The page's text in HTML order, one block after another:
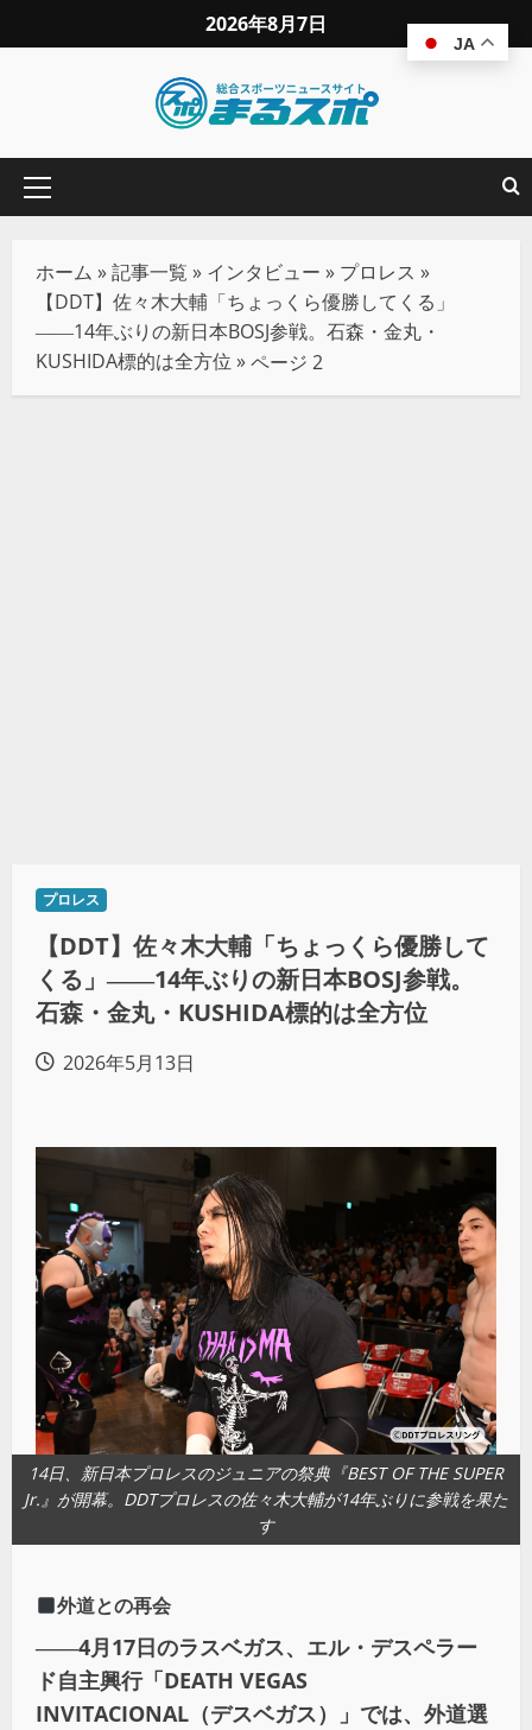
2026年8月7日
ホーム »記事一覧 » インタビュー » プロレス »
【DDT】佐々木大輔「ちょっくら優勝してくる」
――14年ぶりの新日本BOSJ参戦。石森・金丸・
KUSHIDA標的は全方位 »ページ 2
プロレス
【DDT】佐々木大輔「ちょっくら優勝して
くる」――14年ぶりの新日本BOSJ参戦。
石森・金丸・KUSHIDA標的は全方位
2026年5月13日
14日、新日本プロレスのジュニアの祭典『BEST OF THE SUPER
Jr.』が開幕。DDTプロレスの佐々木大輔が14年ぶりに参戦を果た
す
外道との再会
――4月17日のラスベガス、エル・デスペラー
ド自主興行「DEATH VEGAS
INVITACIONAL（デスベガス）」では、外道選
JA